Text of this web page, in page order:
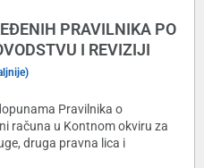
PRAVILNIKA PO
I REVIZIJI
Pravilnika o
računa u Kontnom okviru za
druga pravna lica i